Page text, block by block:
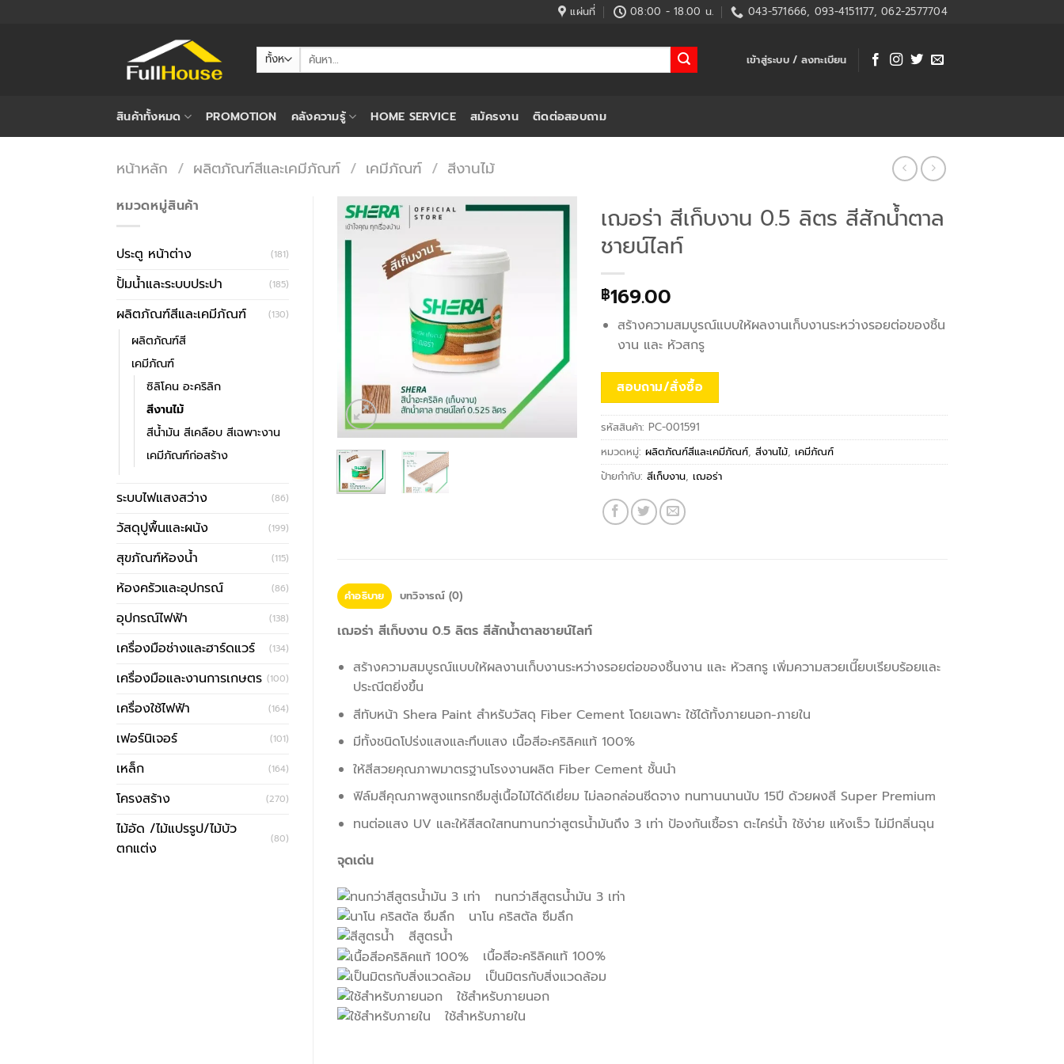
แผ่นที่ 08:00 - 18.00 น. 043-571666, 093-4151177, 062-2577704
ค้นหา: เข้าสู่ระบบ / ลงทะเบียน
สินค้าทั้งหมด PROMOTION คลังความรู้ HOME SERVICE สมัครงาน ติดต่อสอบถาม
หน้าหลัก / ผลิตภัณฑ์สีและเคมีภัณฑ์ / เคมีภัณฑ์ / สีงานไม้
หมวดหมู่สินค้า
ประตู หน้าต่าง (181)
ปั้มน้ำและระบบประปา (185)
ผลิตภัณฑ์สีและเคมีภัณฑ์ (130)
ผลิตภัณฑ์สี
เคมีภัณฑ์
ซิลิโคน อะคริลิก
สีงานไม้
สีน้ำมัน สีเคลือบ สีเฉพาะงาน
เคมีภัณฑ์ก่อสร้าง
ระบบไฟแสงสว่าง (86)
วัสดุปูพื้นและผนัง (199)
สุขภัณฑ์ห้องน้ำ (115)
ห้องครัวและอุปกรณ์ (86)
อุปกรณ์ไฟฟ้า (138)
เครื่องมือช่างและฮาร์ดแวร์ (134)
เครื่องมือและงานการเกษตร (100)
เครื่องใช้ไฟฟ้า (164)
เฟอร์นิเจอร์ (101)
เหล็ก (164)
โครงสร้าง (270)
ไม้อัด /ไม้แปรรูป/ไม้บัว
ตกแต่ง
(80)
เฌอร่า สีเก็บงาน 0.5 ลิตร สีสักน้ำตาล
ชายน์ไลท์
฿169.00
สร้างความสมบูรณ์แบบให้ผลงานเก็บงานระหว่างรอยต่อของชิ้น
งาน และ หัวสกรู
สอบถาม/สั่งซื้อ
รหัสสินค้า:PC-001591
หมวดหมู่:ผลิตภัณฑ์สีและเคมีภัณฑ์,สีงานไม้,เคมีภัณฑ์
ป้ายกำกับ:สีเก็บงาน,เฌอร่า
คำอธิบาย บทวิจารณ์ (0)
เฌอร่า สีเก็บงาน 0.5 ลิตร สีสักน้ำตาลชายน์ไลท์
สร้างความสมบูรณ์แบบให้ผลงานเก็บงานระหว่างรอยต่อของชิ้นงาน และ หัวสกรู เพิ่มความสวยเนี๊ยบเรียบร้อยและ
ประณีตยิ่งขึ้น
สีทับหน้า Shera Paint สำหรับวัสดุ Fiber Cement โดยเฉพาะ ใช้ได้ทั้งภายนอก-ภายใน
มีทั้งชนิดโปร่งแสงและทึบแสง เนื้อสีอะคริลิคแท้ 100%
ให้สีสวยคุณภาพมาตรฐานโรงงานผลิต Fiber Cement ชั้นนำ
ฟิล์มสีคุณภาพสูงแทรกซึมสู่เนื้อไม้ได้ดีเยี่ยม ไม่ลอกล่อนซีดจาง ทนทานนานนับ 15ปี ด้วยผงสี Super Premium
ทนต่อแสง UV และให้สีสดใสทนทานกว่าสูตรน้ำมันถึง 3 เท่า ป้องกันเชื้อรา ตะไคร่น้ำ ใช้ง่าย แห้งเร็ว ไม่มีกลิ่นฉุน
จุดเด่น
ทนกว่าสีสูตรน้ำมัน 3 เท่า
นาโน คริสตัล ซึมลึก
สีสูตรน้ำ
เนื้อสีอะคริลิคแท้ 100%
เป็นมิตรกับสิ่งแวดล้อม
ใช้สำหรับภายนอก
ใช้สำหรับภายใน